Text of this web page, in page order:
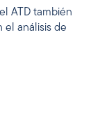
ATD también
el análisis de